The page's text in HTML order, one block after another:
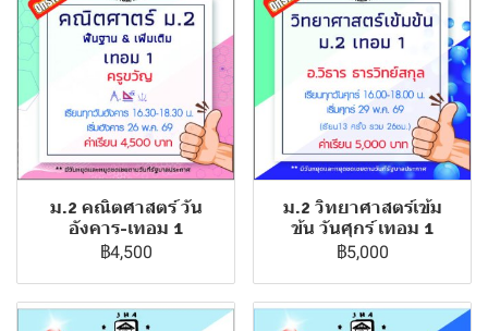
ม.2 คณิตศาสตร์ วัน
อังคาร-เทอม 1
฿4,500
ม.2 วิทยาศาสตร์เข้ม
ข้น วันศุกร์ เทอม 1
฿5,000